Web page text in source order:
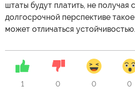
штаты будут платить, не получая
долгосрочной перспективе
может отличаться устойчивостью.
1 0 0 0